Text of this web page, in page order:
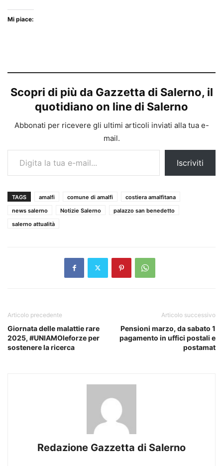
Mi piace:
Scopri di più da Gazzetta di Salerno, il
quotidiano on line di Salerno
Abbonati per ricevere gli ultimi articoli inviati alla tua e-
mail.
Digita la tua e-mail...
Iscriviti
TAGS amalfi comune di amalfi
costiera amalfitana
news salerno
Notizie Salerno
palazzo san benedetto
salerno attualità
Articolo precedente
Giornata delle malattie rare
2025, #UNIAMOleforze per
sostenere la ricerca
Articolo successivo
Pensioni marzo, da sabato 1
pagamento in uffici postali e
postamat
Redazione Gazzetta di Salerno